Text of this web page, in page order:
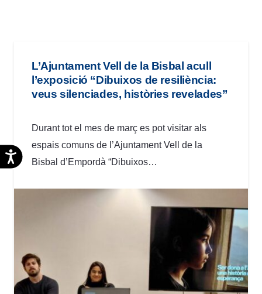
Accesibilidad
L’Ajuntament Vell de la Bisbal acull
l’exposició “Dibuixos de resiliència:
veus silenciades, històries revelades”
Durant tot el mes de març es pot visitar als
espais comuns de l’Ajuntament Vell de la
Bisbal d’Empordà “Dibuixos…